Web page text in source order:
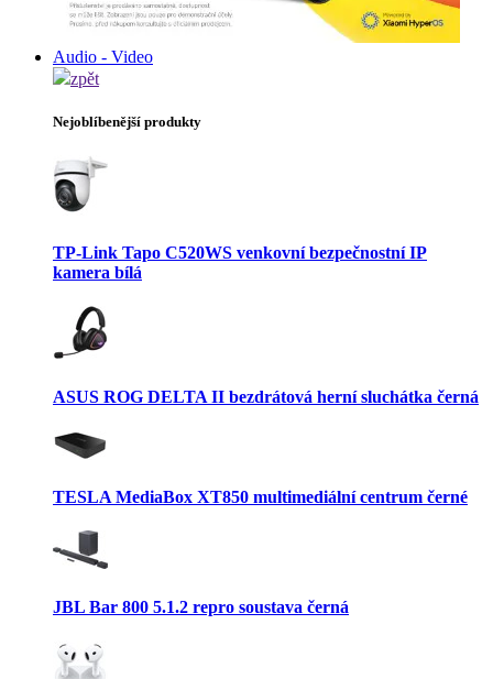
Audio - Video
zpět
Nejoblíbenější produkty
TP-Link Tapo C520WS venkovní bezpečnostní IP
kamera bílá
ASUS ROG DELTA II bezdrátová herní sluchátka černá
TESLA MediaBox XT850 multimediální centrum černé
JBL Bar 800 5.1.2 repro soustava černá